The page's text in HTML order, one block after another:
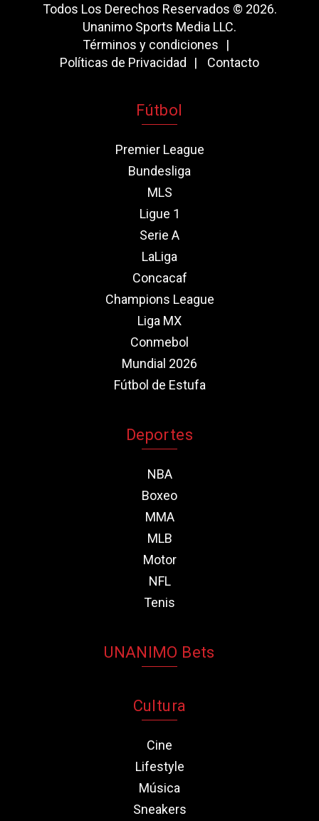
Todos Los Derechos Reservados © 2026.
Unanimo Sports Media LLC.
Términos y condiciones
Políticas de Privacidad
Contacto
Fútbol
Premier League
Bundesliga
MLS
Ligue 1
Serie A
LaLiga
Concacaf
Champions League
Liga MX
Conmebol
Mundial 2026
Fútbol de Estufa
Deportes
NBA
Boxeo
MMA
MLB
Motor
NFL
Tenis
UNANIMO Bets
Cultura
Cine
Lifestyle
Música
Sneakers